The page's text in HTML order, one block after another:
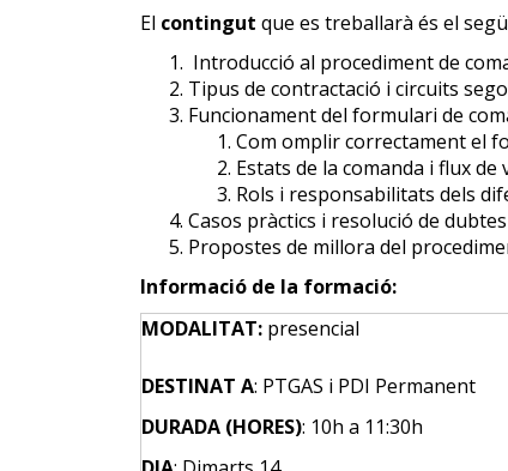
El contingut que es treballarà és el
Introducció al procediment de
Tipus de contractació i circuits
Funcionament del formulari de
Com omplir correctament el
Estats de la comanda i flux de
Rols i responsabilitats dels
Casos pràctics i resolució de
Propostes de millora del
Informació de la formació:
MODALITAT: presencial
DESTINAT A: PTGAS i PDI Permanent
DURADA (HORES): 10h a 11:30h